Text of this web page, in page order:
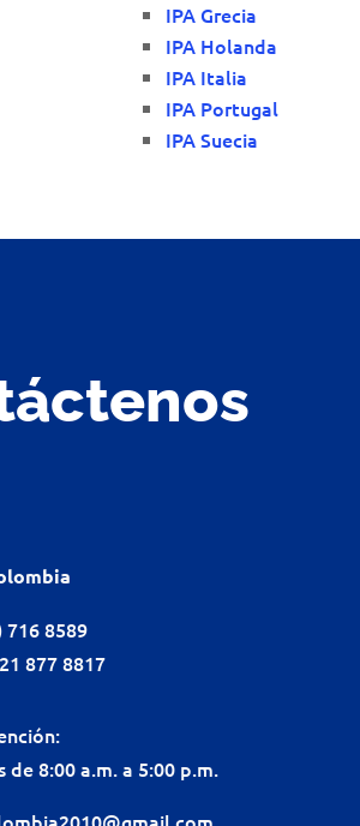
IPA Grecia
IPA Holanda
IPA Italia
IPA Portugal
IPA Suecia
716 8589
877 8817
de 8:00 a.m. a 5:00 p.m.